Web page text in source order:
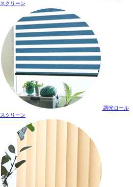
スクリーン
調光ロール
スクリーン